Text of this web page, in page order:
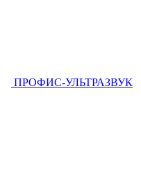
ПРОФИС-УЛЬТРАЗВУК